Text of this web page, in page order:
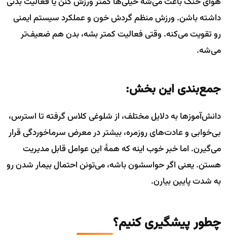
داشته باشن. ورزش منظم گردش خون و عملکرد سیستم ایمنی
رو تقویت می‌کنه. وقتی فعالیت کمتر بشه، بدن هم ضعیف‌تر
می‌شه.
جمع‌بندی این بخش:
دانش‌آموزها به دلایل مختلف، از شلوغی کلاس گرفته تا استرس،
بی‌خوابی و عادت‌های روزمره، بیشتر در معرض سرماخوردگی قرار
می‌گیرن. اما خبر خوب اینه که همۀ این عوامل قابل مدیریت
هستن. یعنی اگر حواسشون باشه، می‌تونن احتمال بیمار شدن رو
به شدت پایین بیارن.
چطور پیشگیری کنیم؟